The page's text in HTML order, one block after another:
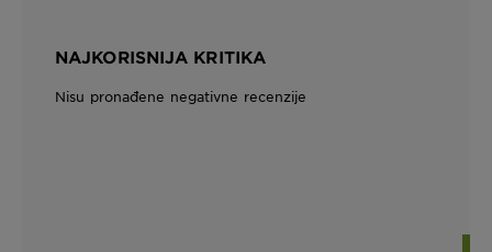
NAJKORISNIJA KRITIKA
Nisu pronađene negativne recenzije